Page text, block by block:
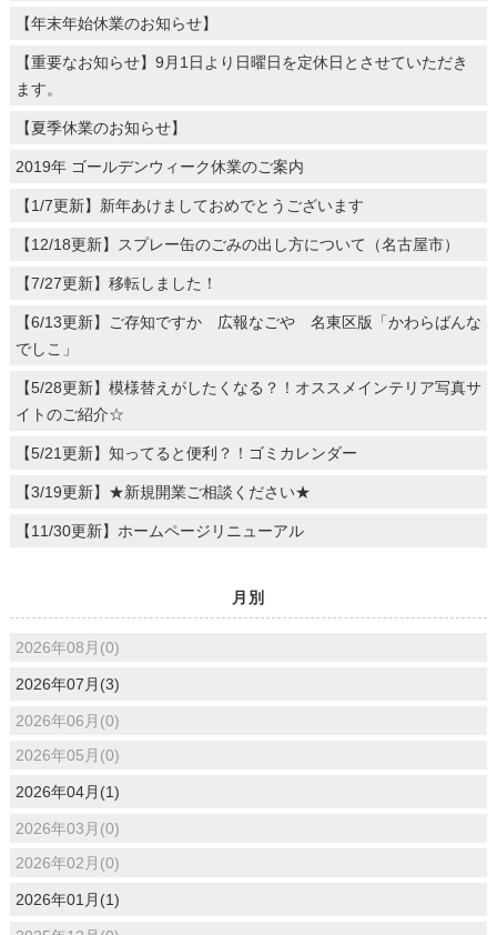
【年末年始休業のお知らせ】
【重要なお知らせ】9月1日より日曜日を定休日とさせていただき
ます。
【夏季休業のお知らせ】
2019年 ゴールデンウィーク休業のご案内
【1/7更新】新年あけましておめでとうございます
【12/18更新】スプレー缶のごみの出し方について（名古屋市）
【7/27更新】移転しました！
【6/13更新】ご存知ですか 広報なごや 名東区版「かわらばんな
でしこ」
【5/28更新】模様替えがしたくなる？！オススメインテリア写真サ
イトのご紹介☆
【5/21更新】知ってると便利？！ゴミカレンダー
【3/19更新】★新規開業ご相談ください★
【11/30更新】ホームページリニューアル
月別
2026年08月(0)
2026年07月(3)
2026年06月(0)
2026年05月(0)
2026年04月(1)
2026年03月(0)
2026年02月(0)
2026年01月(1)